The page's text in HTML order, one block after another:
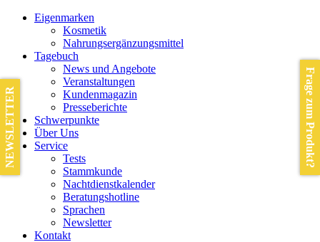
Eigenmarken
Kosmetik
Nahrungsergänzungsmittel
Tagebuch
News und Angebote
Veranstaltungen
Kundenmagazin
Presseberichte
Schwerpunkte
Über Uns
Service
Tests
Stammkunde
Nachtdienstkalender
Beratungshotline
Sprachen
Newsletter
Kontakt
Frage zum Produkt?
NEWSLETTER